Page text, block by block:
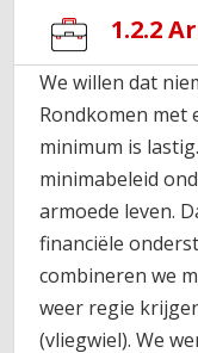
1.2.2
We willen dat
Rondkomen met
minimum is
minimabeleid
armoede leven.
financiële
combineren we
weer regie
(vliegwiel). We